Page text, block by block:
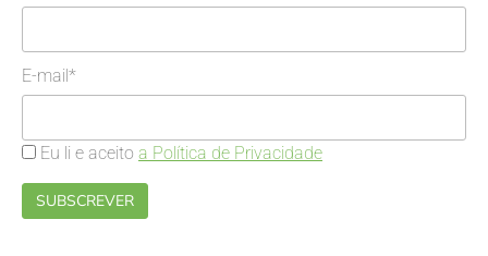
E-mail*
Eu li e aceito a Política de Privacidade